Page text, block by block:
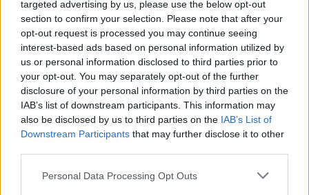
targeted advertising by us, please use the below opt-out
section to confirm your selection. Please note that after your
opt-out request is processed you may continue seeing
interest-based ads based on personal information utilized by
us or personal information disclosed to third parties prior to
your opt-out. You may separately opt-out of the further
disclosure of your personal information by third parties on the
IAB’s list of downstream participants. This information may
also be disclosed by us to third parties on the IAB’s List of
Downstream Participants that may further disclose it to other
Personal Data Processing Opt Outs
A fecha de hoy 07/08/2026 y desde que esta web recoge los datos
estadísticos de cuándo y dónde se televisan los partidos de
Fútboldel
equipo
Dep. Armenio en , que fue el
, podemos dar los
31
PARTIDOS TELEVISADOS
28 partidos en abierto
90,32%
9,68%